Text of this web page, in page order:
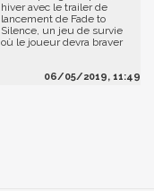
hiver avec le trailer de
lancement de Fade to
Silence, un jeu de survie
où le joueur devra braver
06/05/2019, 11:49